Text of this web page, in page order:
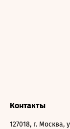
Контакты
127018, г. Москва,